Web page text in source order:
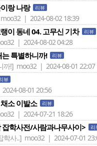
랑 나랑 리뷰
moo32 | 2024-08-02 18:39
이 동네 04. 고무신 기차 리뷰
| 2024-08-02 04:28
특별하니까! 리뷰
까!] moo32 | 2024-08-01 22:07
뷰
08-01 20:56
소 이발소 리뷰
| 2024-07-21 18:26
잡학사전/사람과나무사이> 리
학사..] moo32 | 2024-07-01